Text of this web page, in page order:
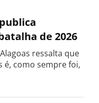
de 2026
ressalta que
é, como sempre foi,